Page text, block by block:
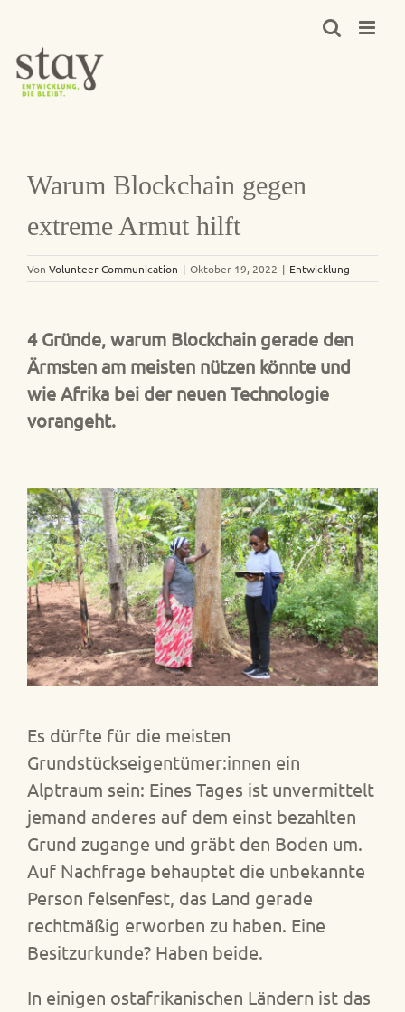
springen
Warum Blockchain gegen
extreme Armut hilft
Von Volunteer Communication | Oktober 19, 2022 | Entwicklung
4 Gründe, warum Blockchain gerade den
Ärmsten am meisten nützen könnte und
wie Afrika bei der neuen Technologie
vorangeht.
Es dürfte für die meisten
Grundstückseigentümer:innen ein
Alptraum sein: Eines Tages ist unvermittelt
jemand anderes auf dem einst bezahlten
Grund zugange und gräbt den Boden um.
Auf Nachfrage behauptet die unbekannte
Person felsenfest, das Land gerade
rechtmäßig erworben zu haben. Eine
Besitzurkunde? Haben beide.
In einigen ostafrikanischen Ländern ist das